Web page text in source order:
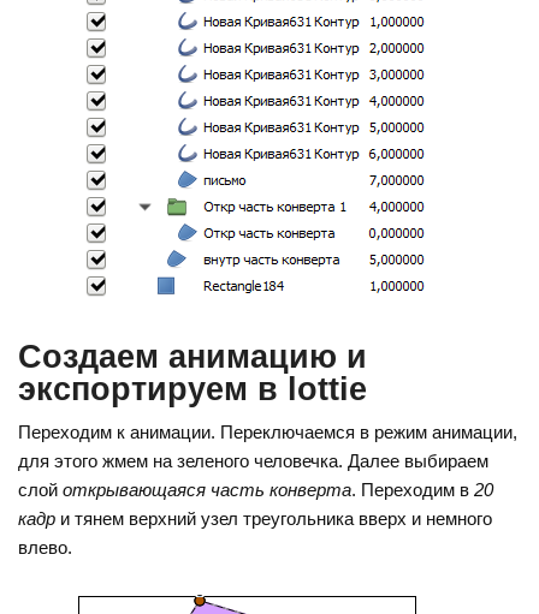
Создаем анимацию и
экспортируем в lottie
Переходим к анимации. Переключаемся в режим анимации,
для этого жмем на зеленого человечка. Далее выбираем
слойоткрывающаяся часть конверта. Переходим в20
кадр и тянем верхний узел треугольника вверх и немного
влево.